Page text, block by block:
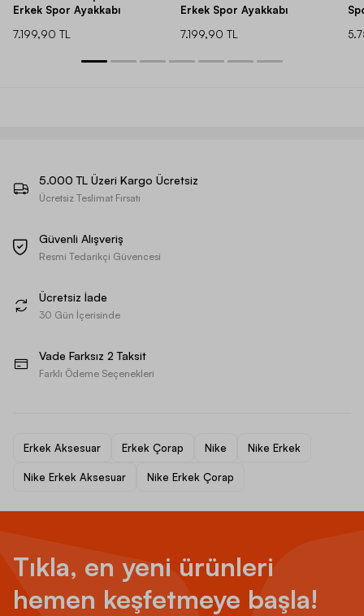
Erkek Spor Ayakkabı
7.199,90 TL
Erkek Spor Ayakkabı
7.199,90 TL
5.000 TL Üzeri Kargo Ücretsiz
Ücretsiz Teslimat Fırsatı
Güvenli Alışveriş
Resmi Tedarikçi Güvencesi
Ücretsiz İade
30 Gün İçerisinde
Vade Farksız 2 Taksit
Farklı Ödeme Seçenekleri
Erkek Aksesuar Erkek Çorap Nike Nike Erkek
Nike Erkek Aksesuar Nike Erkek Çorap
Tıkla, en yeni ürünleri
hemen keşfetmeye başla!